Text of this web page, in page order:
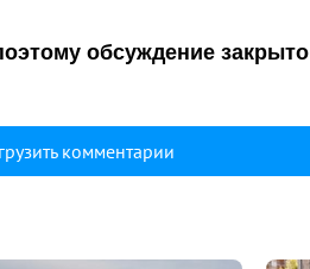
обсуждение закрыто
комментарии